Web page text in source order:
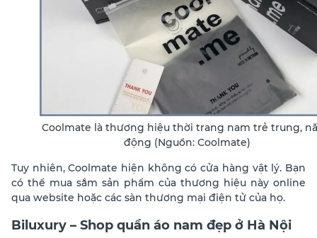
Coolmate là thương hiệu thời trang nam trẻ trung,
động (Nguồn: Coolmate)
Tuy nhiên, Coolmate hiện không có cửa hàng vật lý. Bạn
có thể mua sắm sản phẩm của thương hiệu này online
qua website hoặc các sàn thương mại điện tử của họ.
Biluxury – Shop quần áo nam đẹp ở Hà Nội